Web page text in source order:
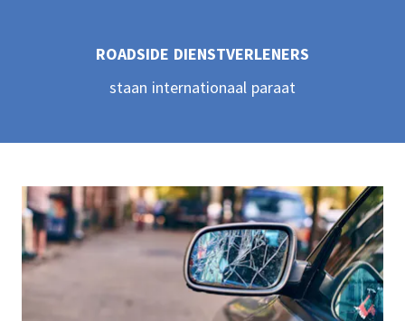
ROADSIDE DIENSTVERLENERS
staan internationaal paraat